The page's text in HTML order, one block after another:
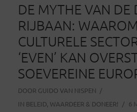
DE MYTHE VAN DE
RIJBAAN:
CULTURELE
‘EVEN’ KAN
SOEVEREINE
DOOR GUIDO VAN NISPEN
IN BELEID, WAARDEER & DONEER!
6